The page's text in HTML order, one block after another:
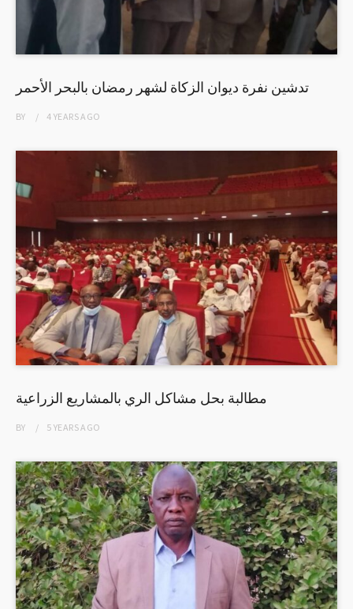
تدشين نفرة ديوان الزكاة لشهر رمضان بالبحر الأحمر
BY 4 YEARSAGO
مطالبة بحل مشاكل الري بالمشاريع الزراعية
BY 5 YEARSAGO